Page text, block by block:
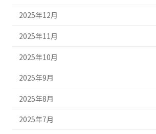
2025年12月
2025年11月
2025年10月
2025年9月
2025年8月
2025年7月